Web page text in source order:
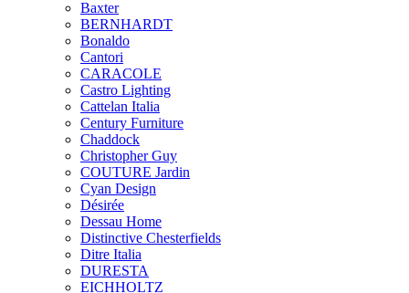
Baxter
BERNHARDT
Bonaldo
Cantori
CARACOLE
Castro Lighting
Cattelan Italia
Century Furniture
Chaddock
Christopher Guy
COUTURE Jardin
Cyan Design
Désirée
Dessau Home
Distinctive Chesterfields
Ditre Italia
DURESTA
EICHHOLTZ